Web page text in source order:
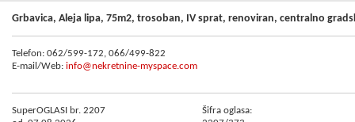
Grbavica, Aleja lipa, 75m2, trosoban, IV sprat, renoviran, centralno
Telefon: 062/599-172, 066/499-822
E-mail/Web: info@nekretnine-myspace.com
SuperOGLASI br. 2207
Šifra oglasa: